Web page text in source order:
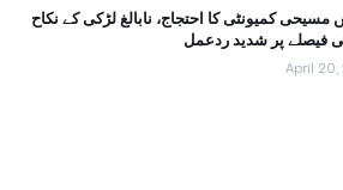
مسیحی کمیونٹی کا احتجاج، نابالغ لڑکی کے نکاح
فیصلے پر شدید ردعمل
April